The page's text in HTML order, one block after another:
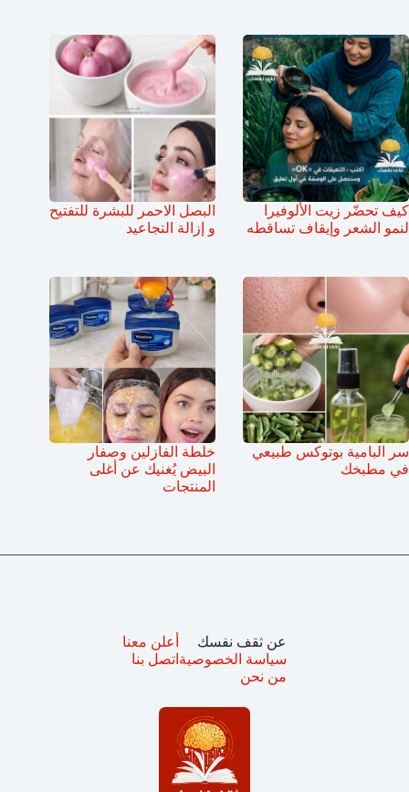
كيف تحضّر زيت الألوفيرا
لنمو الشعر وإيقاف تساقطه
البصل الاحمر للبشرة للتفتيح
و إزالة التجاعيد
سر البامية بوتوكس طبيعي
في مطبخك
خلطة الفازلين وصفار
البيض يُغنيك عن أغلى
المنتجات
عن ثقف نفسك
سياسة الخصوصية
من نحن
أعلن معنا
اتصل بنا